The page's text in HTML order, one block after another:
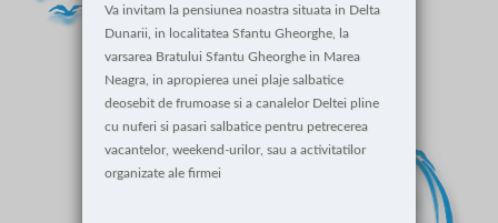
Va invitam la pensiunea noastra situata in Delta
Dunarii, in localitatea Sfantu Gheorghe, la
varsarea Bratului Sfantu Gheorghe in Marea
Neagra, in apropierea unei plaje salbatice
deosebit de frumoase si a canalelor Deltei pline
cu nuferi si pasari salbatice pentru petrecerea
vacantelor, weekend-urilor, sau a activitatilor
organizate ale firmei